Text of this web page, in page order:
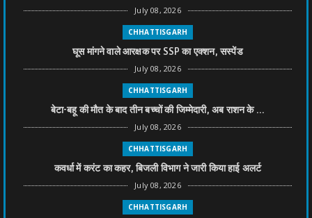
July 08, 2026
CHHATTISGARH
घूस मांगने वाले आरक्षक पर SSP का एक्शन, सस्पेंड
July 08, 2026
CHHATTISGARH
बेटा-बहू की मौत के बाद तीन बच्चों की जिम्मेदारी, अब राशन के ...
July 08, 2026
CHHATTISGARH
कवर्धा में करंट का कहर, बिजली विभाग ने जारी किया हाई अलर्ट
July 08, 2026
CHHATTISGARH